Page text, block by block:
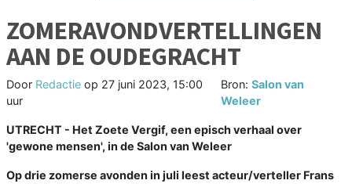
ZOMERAVONDVERTELLINGEN
AAN DE OUDEGRACHT
Door Redactie op 27 juni 2023, 15:00
uur
Bron:Salon van
Weleer
UTRECHT - Het Zoete Vergif, een episch verhaal over
'gewone mensen', in de Salon van Weleer
Op drie zomerse avonden in juli leest acteur/verteller Frans